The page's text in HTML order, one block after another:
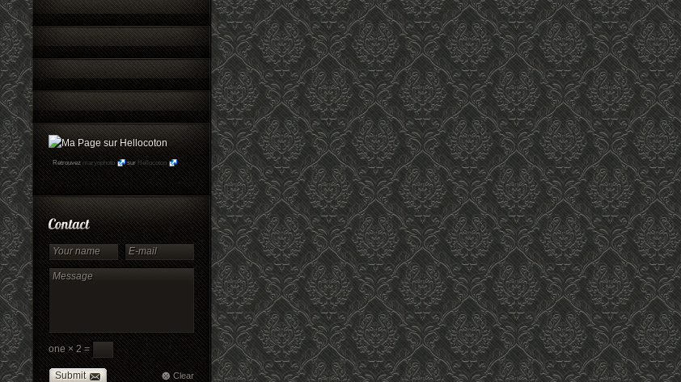
Retrouvez maryophoto sur Hellocoton
one × 2 =
Submit Clear